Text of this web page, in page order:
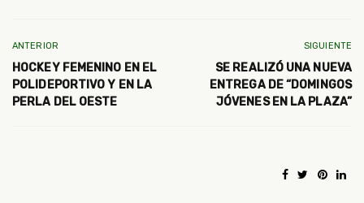
ANTERIOR
HOCKEY FEMENINO EN EL
POLIDEPORTIVO Y EN LA
PERLA DEL OESTE
SIGUIENTE
SE REALIZÓ UNA NUEVA
ENTREGA DE “DOMINGOS
JÓVENES EN LA PLAZA”